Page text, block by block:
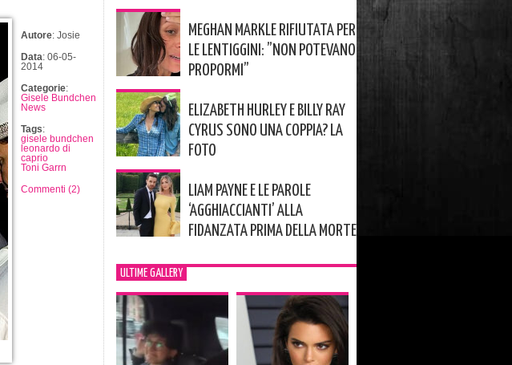
Autore: Josie
Data: 06-05-
2014
Categorie:
Gisele Bundchen
News
Tags:
gisele bundchen
leonardo di
caprio
Toni Garrn
Commenti (2)
MEGHAN MARKLE RIFIUTATA PER
LE LENTIGGINI: ”NON POTEVANO
PROPORMI”
ELIZABETH HURLEY E BILLY RAY
CYRUS SONO UNA COPPIA? LA
FOTO
LIAM PAYNE E LE PAROLE
‘AGGHIACCIANTI’ ALLA
FIDANZATA PRIMA DELLA MORTE
ULTIME GALLERY